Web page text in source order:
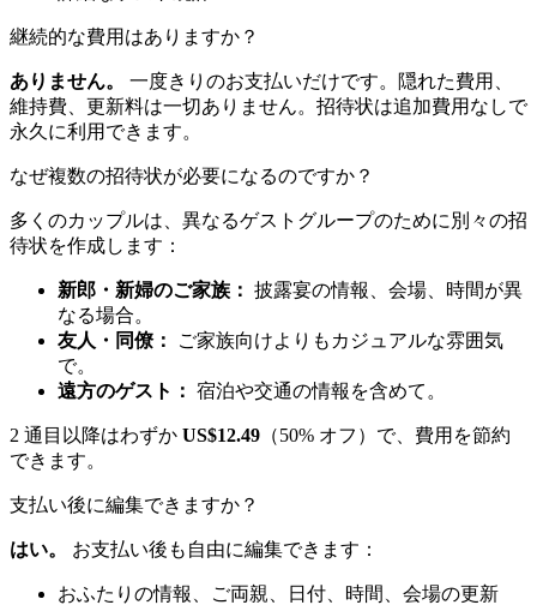
継続的な費用はありますか？
ありません。
一度きりのお支払いだけです。隠れた費用、
維持費、更新料は一切ありません。招待状は追加費用なしで
永久に利用できます。
なぜ複数の招待状が必要になるのですか？
多くのカップルは、異なるゲストグループのために別々の招
待状を作成します：
新郎・新婦のご家族： 披露宴の情報、会場、時間が異
なる場合。
友人・同僚：
ご家族向けよりもカジュアルな雰囲気
で。
遠方のゲスト： 宿泊や交通の情報を含めて。
2 通目以降はわずか US$12.49 （50% オフ）で、費用を節約
できます。
支払い後に編集できますか？
はい。 お支払い後も自由に編集できます：
おふたりの情報、ご両親、日付、時間、会場の更新